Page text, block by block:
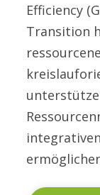
Efficiency
Transition